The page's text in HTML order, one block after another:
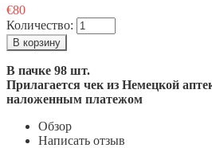
€80
Количество:
В пачке 98 шт.
Прилагается чек из Немецкой
наложенным платежом
Обзор
Написать отзыв